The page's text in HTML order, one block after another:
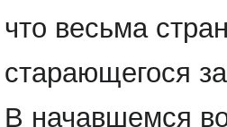
что весьма
старающегося
В начавшемся